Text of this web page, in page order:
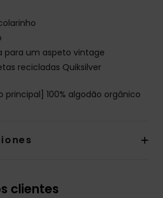
para um aspeto vintage
recicladas Quiksilver
principal] 100% algodão orgânico
clientes